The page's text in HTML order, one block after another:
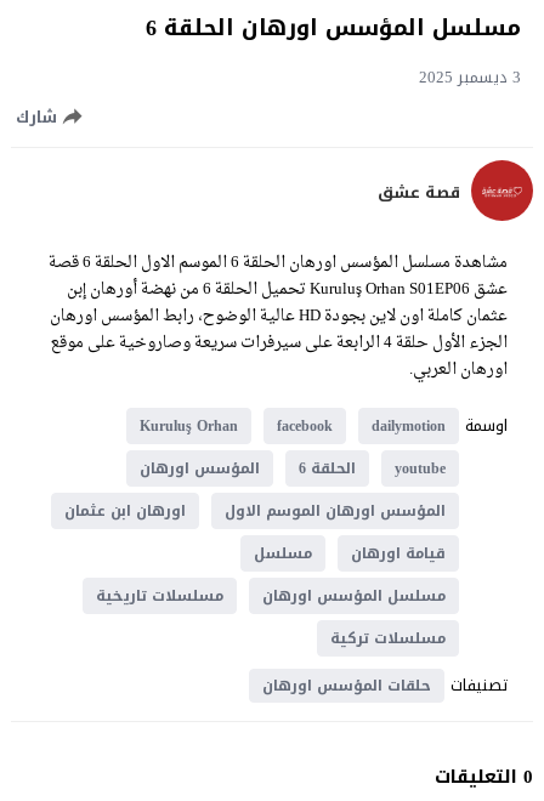
مسلسل المؤسس اورهان الحلقة 6
3 ديسمبر 2025
شارك
قصة عشق
مشاهدة مسلسل المؤسس اورهان الحلقة 6 الموسم الاول الحلقة 6 قصة
عشق Kuruluş Orhan S01EP06 تحميل الحلقة 6 من نهضة أورهان إبن
عثمان كاملة اون لاين بجودة HD عالية الوضوح، رابط المؤسس اورهان
الجزء الأول حلقة 4 الرابعة على سيرفرات سريعة وصاروخية على موقع
اورهان العربي.
اوسمة
dailymotion
facebook
Kuruluş Orhan
youtube
الحلقة 6
المؤسس اورهان
المؤسس اورهان الموسم الاول
اورهان ابن عثمان
قيامة اورهان
مسلسل
مسلسل المؤسس اورهان
مسلسلات تاريخية
مسلسلات تركية
تصنيفات حلقات المؤسس اورهان
0 التعليقات